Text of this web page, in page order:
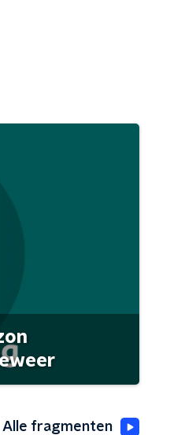
Alle fragmenten